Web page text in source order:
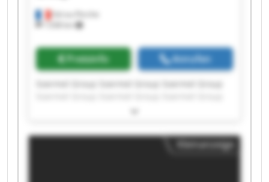
Val-au-Perche
1.038 km
Preisinfo Anrufen
Soermel Group Soermel Group Soermel Group
Soermel Group Soermel Group Soermel Group
Soermel Group Soermel Group Soermel Group
Kleinanzeige